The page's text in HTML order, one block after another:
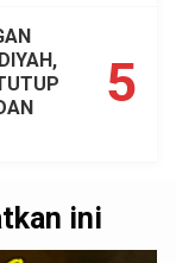
5
ini